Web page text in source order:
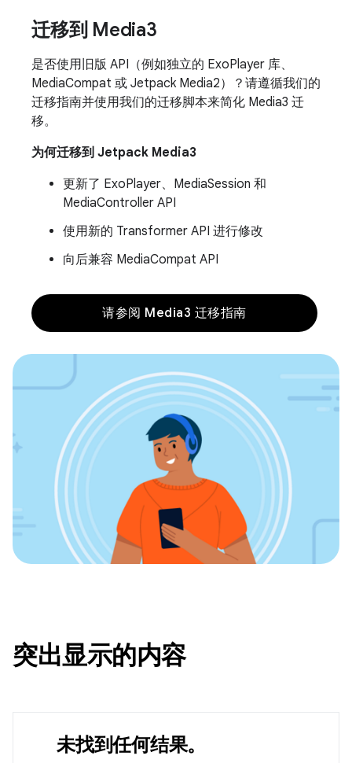
迁移到 Media3
是否使用旧版 API（例如独立的 ExoPlayer 库、
MediaCompat 或 Jetpack Media2）？请遵循我们的
迁移指南并使用我们的迁移脚本来简化 Media3 迁
移。
为何迁移到 Jetpack Media3
更新了 ExoPlayer、MediaSession 和
MediaController API
使用新的 Transformer API 进行修改
向后兼容 MediaCompat API
请参阅 Media3 迁移指南
突出显示的内容
未找到任何结果。